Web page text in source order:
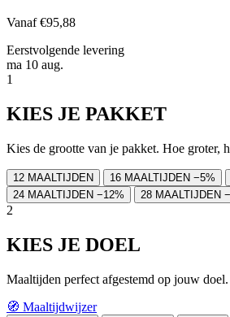
Vanaf€95,88
Eerstvolgende levering
ma 10 aug.
1
KIES JE PAKKET
Kies de grootte van je pakket. Hoe groter,
12 MAALTIJDEN 16 MAALTIJDEN −5%
24 MAALTIJDEN −12% 28 MAALTIJDEN
2
KIES JE DOEL
Maaltijden perfect afgestemd op jouw doel.
🧭 Maaltijdwijzer